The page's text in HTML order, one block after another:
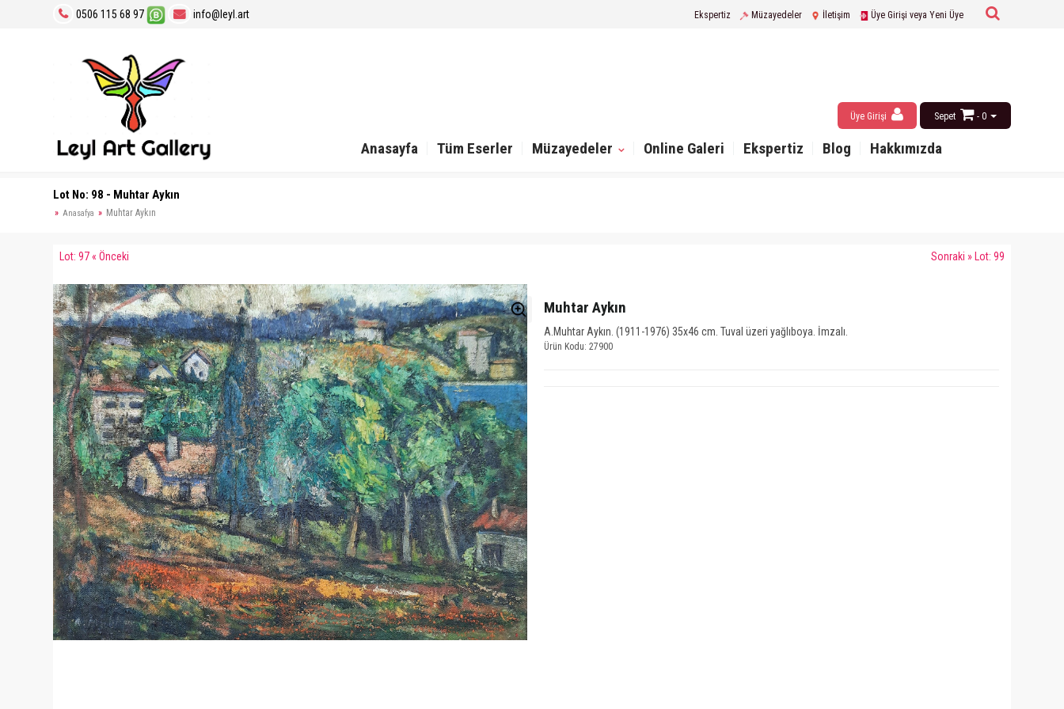
0506 115 68 97 info@leyl.art Ekspertiz Müzayedeler İletişim Üye Girişi veya Yeni Üye
Sepet - 0
Üye Girişi
Anasayfa Tüm Eserler Müzayedeler Online Galeri Ekspertiz Blog Hakkımızda
Lot No: 98 - Muhtar Aykın
Anasafya Muhtar Aykın
Lot: 97 « Önceki Sonraki » Lot: 99
Muhtar Aykın
A.Muhtar Aykın. (1911-1976) 35x46 cm. Tuval üzeri yağlıboya. İmzalı.
Ürün Kodu: 27900